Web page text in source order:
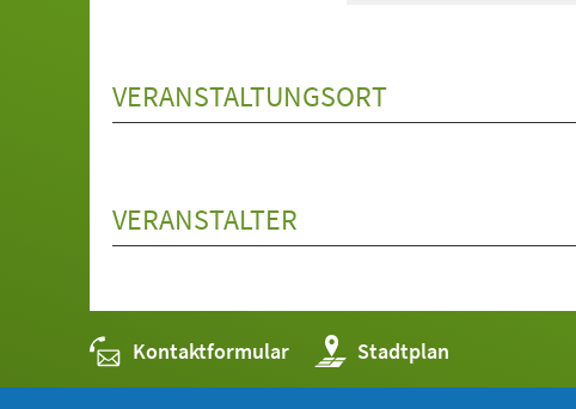
VERANSTALTUNGSORT
VERANSTALTER
Kontaktformular Stadtplan
(Öffnet
in
einem